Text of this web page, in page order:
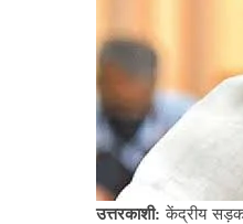
उत्तरकाशी: केंद्रीय सड़क